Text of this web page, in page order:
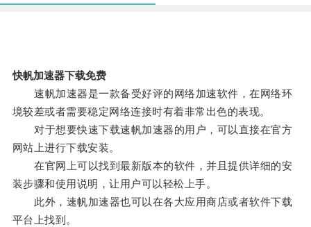
快帆加速器下载免费
速帆加速器是一款备受好评的网络加速软件，在网络环
境较差或者需要稳定网络连接时有着非常出色的表现。
对于想要快速下载速帆加速器的用户，可以直接在官方
网站上进行下载安装。
在官网上可以找到最新版本的软件，并且提供详细的安
装步骤和使用说明，让用户可以轻松上手。
此外，速帆加速器也可以在各大应用商店或者软件下载
平台上找到。